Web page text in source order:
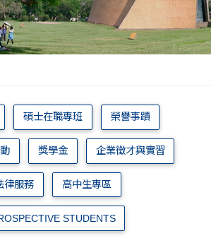
碩士在職專班 榮譽事蹟
獎學金 企業徵才與實習
律服務 高中生專區
STUDENTS